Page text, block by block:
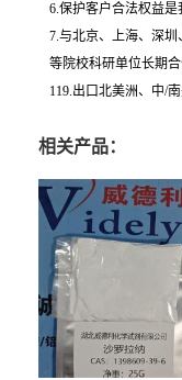
6.保护客户合法权益
7.与北京、上海、深
等院校科研单位长期
119.出口北美洲、中/
相关产品：